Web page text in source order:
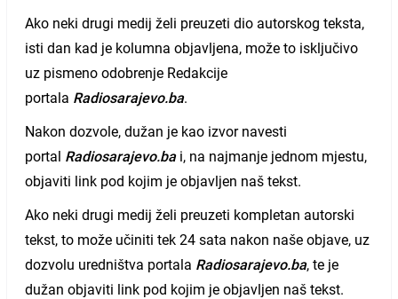
Ako neki drugi medij želi preuzeti dio autorskog teksta,
isti dan kad je kolumna objavljena, može to isključivo
uz pismeno odobrenje Redakcije
portala Radiosarajevo.ba.
Nakon dozvole, dužan je kao izvor navesti
portal Radiosarajevo.bai, na najmanje jednom mjestu,
objaviti link pod kojim je objavljen naš tekst.
Ako neki drugi medij želi preuzeti kompletan autorski
tekst, to može učiniti tek 24 sata nakon naše objave, uz
dozvolu uredništva portala Radiosarajevo.ba, te je
dužan objaviti link pod kojim je objavljen naš tekst.